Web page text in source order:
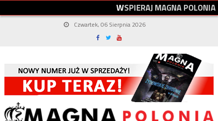
WSPIERAJMAGNAPOLONIA
Czwartek, 06 Sierpnia 2026